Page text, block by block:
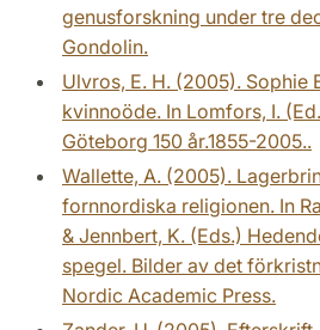
genusforskning under tre
Gondolin.
Ulvros, E. H. (2005). Sophie
kvinnoöde. In Lomfors, I.
Göteborg 150 år.1855-2005..
Wallette, A. (2005).
fornnordiska religionen. In
& Jennbert, K. (Eds.)
spegel. Bilder av det
Nordic Academic Press.